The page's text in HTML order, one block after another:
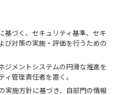
基づく、セキュリティ基準、セキ
び対策の実施・評価を行うための
ジメントシステムの円滑な推進を
ィ管理責任者を置く。
実施方針に基づき、自部門の情報